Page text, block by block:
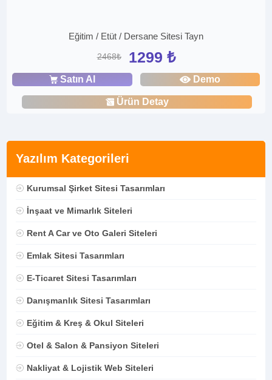
Yazılım Kategorileri
Kurumsal Şirket Sitesi Tasarımları
İnşaat ve Mimarlık Siteleri
Rent A Car ve Oto Galeri Siteleri
Emlak Sitesi Tasarımları
E-Ticaret Sitesi Tasarımları
Danışmanlık Sitesi Tasarımları
Eğitim & Kreş & Okul Siteleri
Otel & Salon & Pansiyon Siteleri
Nakliyat & Lojistik Web Siteleri
Eğitim / Etüt / Dersane Sitesi Tayn
2468₺ 1299 ₺
Satın Al Demo
Ürün Detay